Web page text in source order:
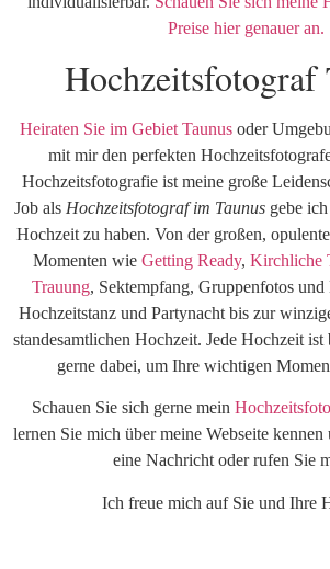
Preise hier genauer an.
Hochzeitsfotograf
Heiraten Sie im Gebiet Taunusoder
mit mir den perfekten
Hochzeitsfotografie ist meine große
Job als Hochzeitsfotograf im Taunus gebe
Hochzeit zu haben. Von der großen,
Momenten wie Getting Ready, Kirchliche
Trauung, Sektempfang, Gruppenfotos und
Hochzeitstanz und Partynacht bis zur
standesamtlichen Hochzeit. Jede Hochzeit ist
gerne dabei, um Ihre wichtigen
Schauen Sie sich gerne mein
lernen Sie mich über meine Webseite
eine Nachricht oder rufen Sie
Ich freue mich auf Sie und Ihre